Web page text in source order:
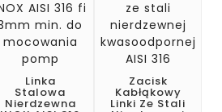
Linka
Stalowa
Nierdzewna
Zacisk
Kabłąkowy
Linki Ze Stali